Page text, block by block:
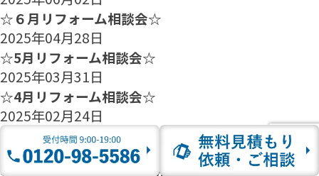
☆６月リフォーム相談会☆
2025年04月28日
☆5月リフォーム相談会☆
2025年03月31日
☆4月リフォーム相談会☆
2025年02月24日
☆3月リフォーム相談会☆
2025年01月27日